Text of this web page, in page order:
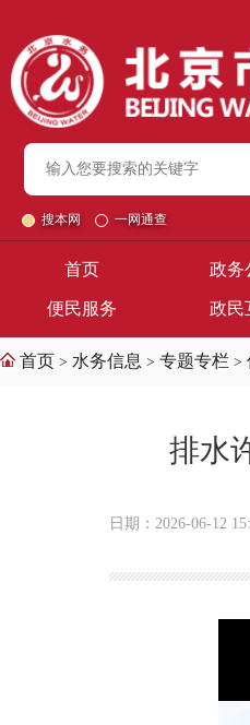
搜本网 一网通查
首页 政务
便民服务 政民
首页 > 水务信息 > 专题专栏 >
排水
日期：2026-06-12